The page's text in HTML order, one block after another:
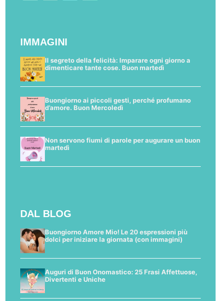
IMMAGINI
Il segreto della felicità: Imparare ogni giorno a
dimenticare tante cose. Buon martedì
Buongiorno ai piccoli gesti, perché profumano
d’amore. Buon Mercoledì
Non servono fiumi di parole per augurare un buon
martedì
DAL BLOG
Buongiorno Amore Mio! Le 20 espressioni più
dolci per iniziare la giornata (con immagini)
Auguri di Buon Onomastico: 25 Frasi Affettuose,
Divertenti e Uniche